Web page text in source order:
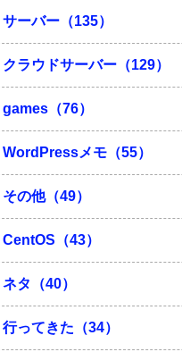
サーバー（135）
クラウドサーバー（129）
games（76）
WordPressメモ（55）
その他（49）
CentOS（43）
ネタ（40）
行ってきた（34）